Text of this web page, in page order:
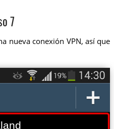
7
nueva conexión VPN, así que